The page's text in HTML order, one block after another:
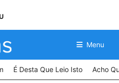
Menu
É Desta Que Leio Isto Acho